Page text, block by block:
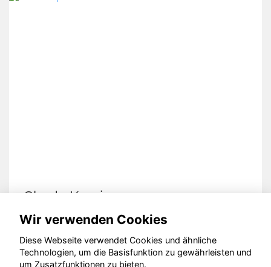
Skoda Kamiq
© konjunkturmotor.de GmbH 2020 - 2026
Wir verwenden Cookies
Diese Webseite verwendet Cookies und ähnliche
Technologien, um die Basisfunktion zu gewährleisten und
um Zusatzfunktionen zu bieten.